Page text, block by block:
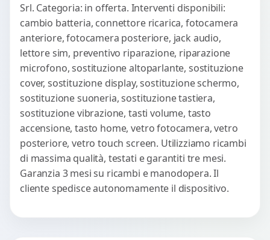
Srl. Categoria: in offerta. Interventi disponibili:
cambio batteria, connettore ricarica, fotocamera
anteriore, fotocamera posteriore, jack audio,
lettore sim, preventivo riparazione, riparazione
microfono, sostituzione altoparlante, sostituzione
cover, sostituzione display, sostituzione schermo,
sostituzione suoneria, sostituzione tastiera,
sostituzione vibrazione, tasti volume, tasto
accensione, tasto home, vetro fotocamera, vetro
posteriore, vetro touch screen. Utilizziamo ricambi
di massima qualità, testati e garantiti tre mesi.
Garanzia 3 mesi su ricambi e manodopera. Il
cliente spedisce autonomamente il dispositivo.